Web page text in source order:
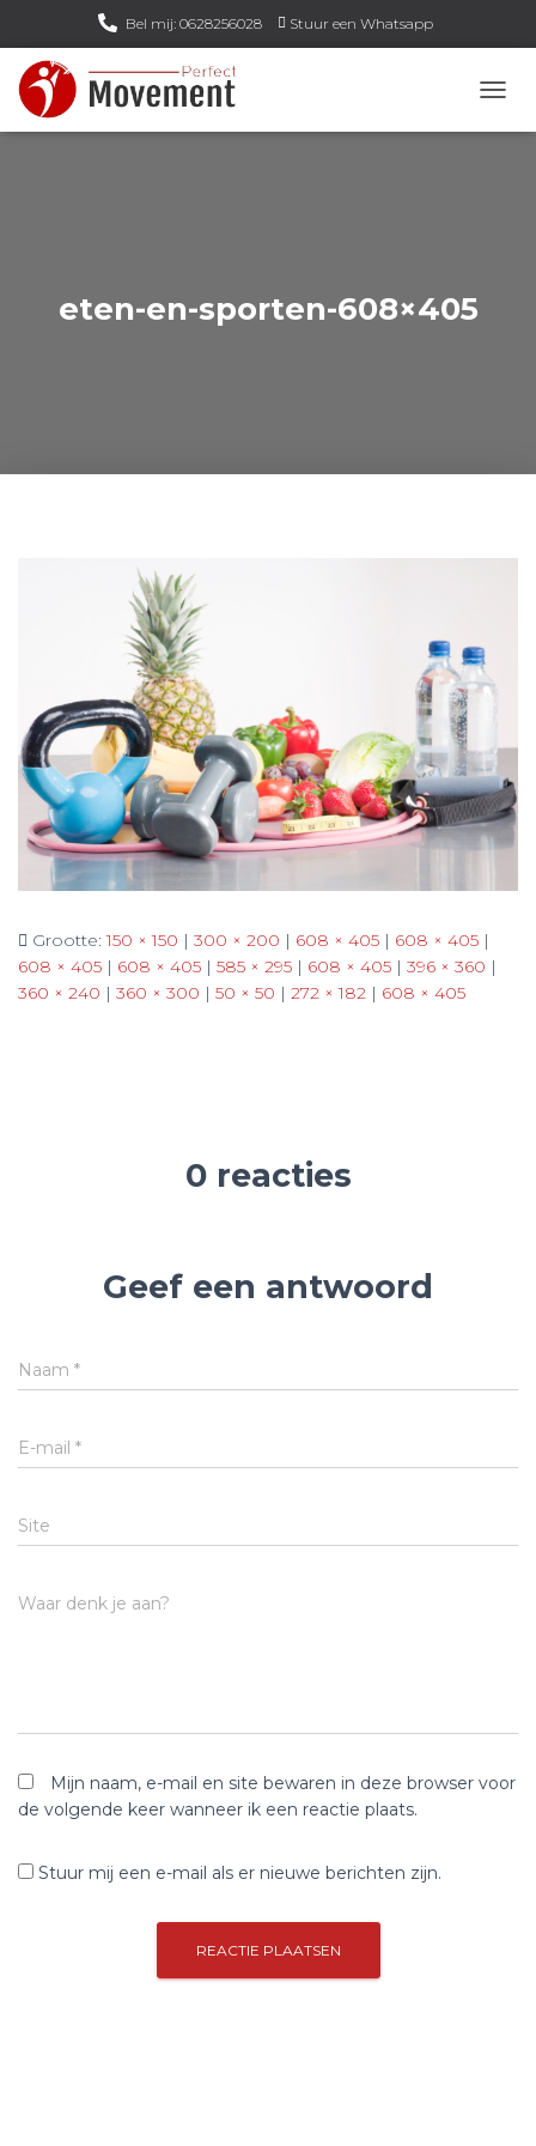
Bel mij: 0628256028 Stuur een Whatsapp
Email mij: info@perfect-movement.nl
A
N
eten-en-sporten-608×405
Grootte:150 × 150 | 300 × 200 | 608 × 405 | 608 × 405 |
608 × 405 | 608 × 405 | 585 × 295 | 608 × 405 | 396 × 360 |
360 × 240 | 360 × 300 | 50 × 50 | 272 × 182 | 608 × 405
0 reacties
Geef een antwoord
Naam *
E-mail *
Site
Waar denk je aan?
Mijn naam, e-mail en site bewaren in deze browser voor
de volgende keer wanneer ik een reactie plaats.
Stuur mij een e-mail als er nieuwe berichten zijn.